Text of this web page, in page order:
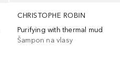
CHRISTOPHE ROBIN
Purifying with thermal mud
Šampon na vlasy